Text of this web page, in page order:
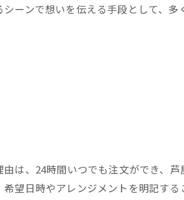
ーンで想いを伝える手段として、多
は、24時間いつでも注文ができ、
望日時やアレンジメントを明記する